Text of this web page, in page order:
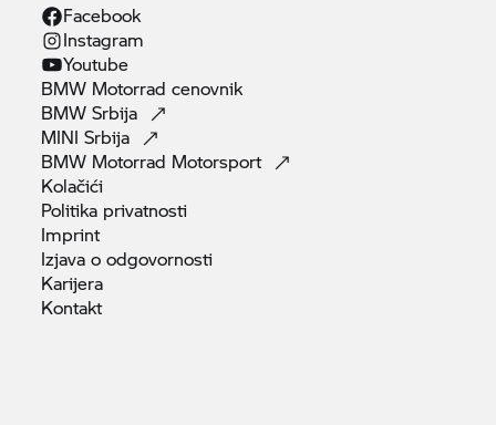
Facebook
Instagram
Youtube
BMW Motorrad cenovnik
BMWSrbija
MINISrbija
BMW Motorrad Motorsport
Kolačići
Politika privatnosti
Imprint
Izjava oodgovornosti
Karijera
Kontakt